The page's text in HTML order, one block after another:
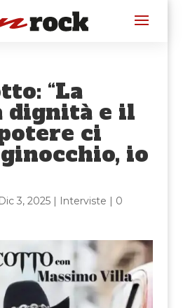
“La
dignità e il
ci
io
Dic 3, 2025| Interviste | 0